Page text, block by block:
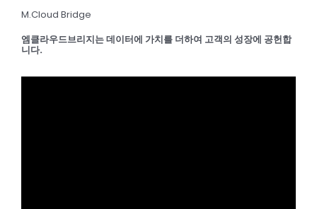
M.Cloud Bridge
엠클라우드브리지는 데이터에 가치를 더하여 고객의 성장에 공헌합
니다.